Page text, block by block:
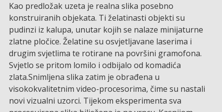
Kao predložak uzeta je realna slika posebno
konstruiranih objekata. Ti želatinasti objekti su
pudinzi iz kalupa, unutar kojih se nalaze minijaturne
zlatne pločice. Želatine su osvjetljavane laserima i
drugim svjetlima te rotirane na površini gramofona.
Svjetlo se pritom lomilo i odbijalo od komadića
zlata.Snimljena slika zatim je obrađena u
visokokvalitetnim video-procesorima, čime su nastali
novi vizualni uzorci. Tijekom eksperimenta sva